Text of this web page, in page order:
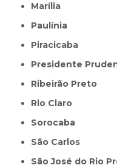
Marília
Paulínia
Piracicaba
Presidente
Ribeirão Preto
Rio Claro
Sorocaba
São Carlos
São José do Rio